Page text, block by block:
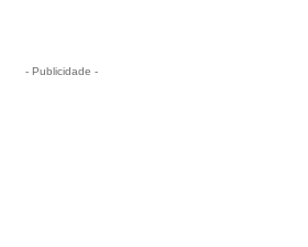
- Publicidade -